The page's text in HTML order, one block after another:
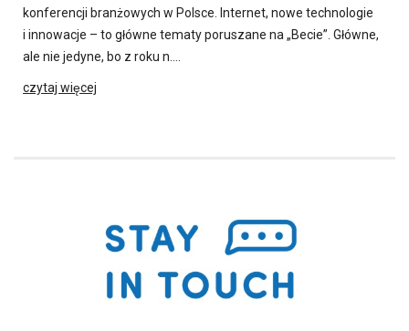
konferencji branżowych w Polsce. Internet, nowe technologie
i innowacje – to główne tematy poruszane na „Becie”. Główne,
ale nie jedyne, bo z roku n….
czytaj więcej